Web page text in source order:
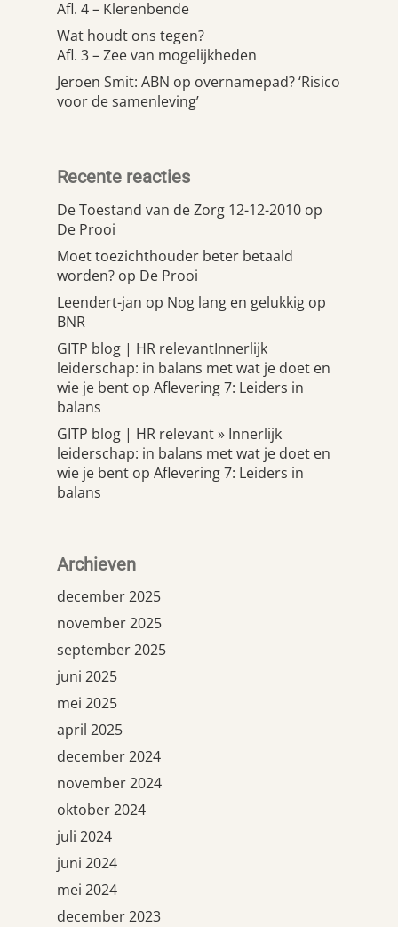
Afl. 4 – Klerenbende
Wat houdt ons tegen?
Afl. 3 – Zee van mogelijkheden
Jeroen Smit: ABN op overnamepad? ‘Risico
voor de samenleving’
Recente reacties
De Toestand van de Zorg 12-12-2010 op
De Prooi
Moet toezichthouder beter betaald
worden? op De Prooi
Leendert-jan op Nog lang en gelukkig op
BNR
GITP blog | HR relevantInnerlijk
leiderschap: in balans met wat je doet en
wie je bent op Aflevering 7: Leiders in
balans
GITP blog | HR relevant » Innerlijk
leiderschap: in balans met wat je doet en
wie je bent op Aflevering 7: Leiders in
balans
Archieven
december 2025
november 2025
september 2025
juni 2025
mei 2025
april 2025
december 2024
november 2024
oktober 2024
juli 2024
juni 2024
mei 2024
december 2023